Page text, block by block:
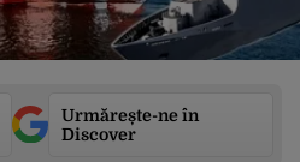
Urmărește-ne în
Discover